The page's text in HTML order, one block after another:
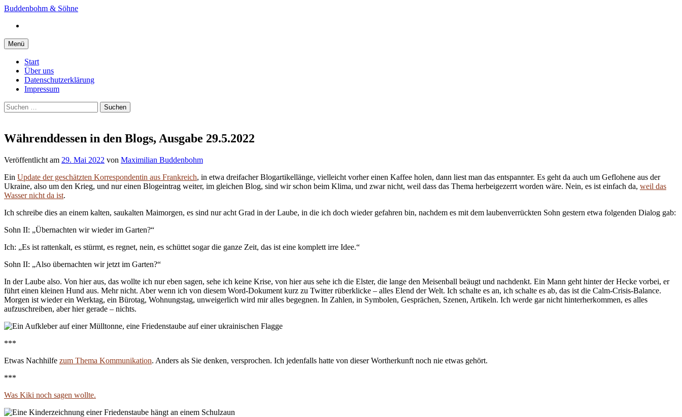
Springe
Inhalt
Buddenbohm & Söhne
Menü
Start
Über uns
Datenschutzerklärung
Impressum
Suchen
nach:
Währenddessen in den Blogs, Ausgabe 29.5.2022
Veröffentlicht am 29. Mai 2022 von Maximilian Buddenbohm
Ein Update der geschätzten Korrespondentin aus Frankreich, in etwa dreifacher Blogartikellänge, vielleicht vorher einen Kaffee holen, dann liest man das entspannter. Es geht da auch um Geflohene aus der
Ukraine, also um den Krieg, und nur einen Blogeintrag weiter, im gleichen Blog, sind wir schon beim Klima, und zwar nicht, weil dass das Thema herbeigezerrt worden wäre. Nein, es ist einfach da, weil das
Wasser nicht da ist.
Ich schreibe dies an einem kalten, saukalten Maimorgen, es sind nur acht Grad in der Laube, in die ich doch wieder gefahren bin, nachdem es mit dem laubenverrückten Sohn gestern etwa folgenden Dialog gab:
Sohn II: „Übernachten wir wieder im Garten?“
Ich: „Es ist rattenkalt, es stürmt, es regnet, nein, es schüttet sogar die ganze Zeit, das ist eine komplett irre Idee.“
Sohn II: „Also übernachten wir jetzt im Garten?“
In der Laube also. Von hier aus, das wollte ich nur eben sagen, sehe ich keine Krise, von hier aus sehe ich die Elster, die lange den Meisenball beäugt und nachdenkt. Ein Mann geht hinter der Hecke vorbei, er
führt einen kleinen Hund aus. Mehr nicht. Aber wenn ich von diesem Word-Dokument kurz zu Twitter rüberklicke – alles Elend der Welt. Ich schalte es an, ich schalte es ab, das ist die Calm-Crisis-Balance.
Morgen ist wieder ein Werktag, ein Bürotag, Wohnungstag, unweigerlich wird mir alles begegnen. In Zahlen, in Symbolen, Gesprächen, Szenen, Artikeln. Ich werde gar nicht hinterherkommen, es alles
aufzuschreiben, aber hier gerade – nichts.
***
Etwas Nachhilfe zum Thema Kommunikation. Anders als Sie denken, versprochen. Ich jedenfalls hatte von dieser Wortherkunft noch nie etwas gehört.
***
Was Kiki noch sagen wollte.